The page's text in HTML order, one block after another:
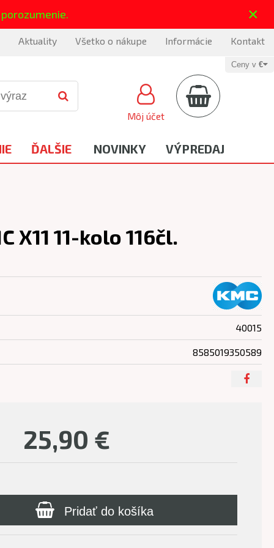
×
Aktuality Všetko o nákupe Informácie Kontakt
Môj účet
Ceny v €
ĎALŠIE NOVINKY VÝPREDAJ
X11 11-kolo 116čl.
25,90 €
Pridať do košíka
40015
8585019350589